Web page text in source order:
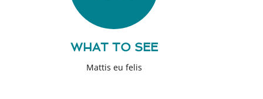
WHAT TO SEE
Mattis eu felis